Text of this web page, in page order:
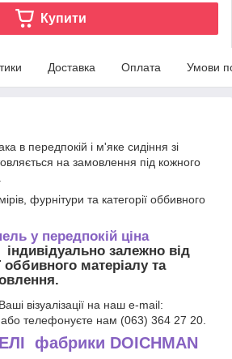
Купити
Доставка Оплата Умови
в передпокій і м'яке сидіння зі
на замовлення під кожного
фурнітури та категорії оббивного
у передпокій ціна
залежно від
оббивного матеріалу та
візуалізації на наш e-mail:
телефонуєте нам (063) 364 27 20.
фабрики DOICHMAN